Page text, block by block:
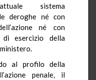
sistema
deroghe né con
né con
esercizio della
al profilo della
penale, il